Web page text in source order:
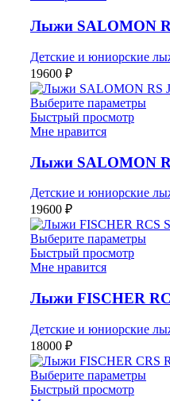
Лыжи SALOMON
Детские и юниорские
19600 ₽
Выберите параметры
Быстрый просмотр
Мне нравится
Лыжи SALOMON
Детские и юниорские
19600 ₽
Выберите параметры
Быстрый просмотр
Мне нравится
Лыжи FISCHER
Детские и юниорские
18000 ₽
Выберите параметры
Быстрый просмотр